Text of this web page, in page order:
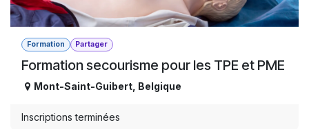
Formation Partager
Formation secourisme pour les TPE et PME
Mont-Saint-Guibert Belgique
Inscriptions terminées